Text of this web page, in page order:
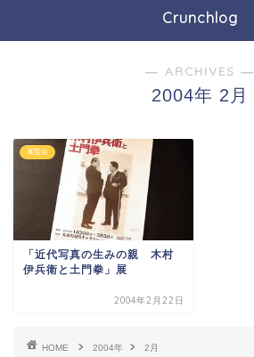
Crunchlog
― ARCHIVES ―
2004年 2月
展覧会
「近代写真の生みの親 木村
伊兵衛と土門拳」展
2004年2月22日
HOME 2004年 2月